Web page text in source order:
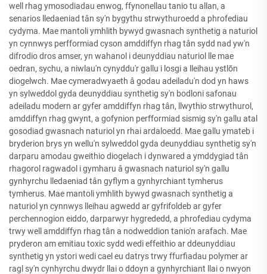
well rhag ymosodiadau enwog, ffynonellau tanio tu allan, a
senarios lledaeniad tân sy'n bygythu strwythuroedd a phrofediau
cydyma. Mae mantoli ymhlith bywyd gwasnach synthetig a naturiol
yn cynnwys perfformiad cyson amddiffyn rhag tân sydd nad yw'n
difrodio dros amser, yn wahanol i deunyddiau naturiol lle mae
oedran, sychu, a niwlau'n cynyddu'r gallu i losgi a lleihau ystlōn
diogelwch. Mae cymeradwyaeth â godau adeiladu'n dod yn haws
yn sylweddol gyda deunyddiau synthetig sy'n bodloni safonau
adeiladu modern ar gyfer amddiffyn rhag tân, llwythio strwythurol,
amddiffyn rhag gwynt, a gofynion perfformiad sismig sy'n gallu atal
gosodiad gwasnach naturiol yn rhai ardaloedd. Mae gallu ymateb i
bryderion brys yn wellu'n sylweddol gyda deunyddiau synthetig sy'n
darparu amodau gweithio diogelach i dynwared a ymddygiad tân
rhagorol ragwadol i gymharu â gwasnach naturiol sy'n gallu
gynhyrchu lledaeniad tân gyflym a gynhyrchiant tymherus
tymherus. Mae mantoli ymhlith bywyd gwasnach synthetig a
naturiol yn cynnwys lleihau agwedd ar gyfrifoldeb ar gyfer
perchennogion eiddo, darparwyr hygrededd, a phrofediau cydyma
trwy well amddiffyn rhag tân a nodweddion tanio'n arafach. Mae
pryderon am emitiau toxic sydd wedi effeithio ar ddeunyddiau
synthetig yn ystori wedi cael eu datrys trwy ffurfiadau polymer ar
ragl sy'n cynhyrchu dwydr llai o ddoyn a gynhyrchiant llai o nwyon